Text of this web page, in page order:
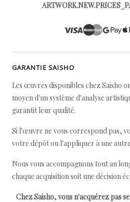
GARANTIE SAISHO
Les œuvres disponibles chez Saisho
moyen d'un système d'analyse
garantit leur qualité.
Si l'œuvre ne vous correspond pas,
votre dépôt ou l'appliquer à une
Nous vous accompagnons tout au
chaque acquisition soit une décision
Chez Saisho, vous n'acquérez pas